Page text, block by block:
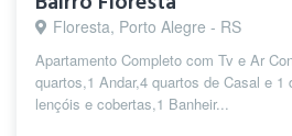
Floresta, Porto Alegre - RS
Apartamento Completo com Tv e Ar
quartos,1 Andar,4 quartos de Casal e 1
lençóis e cobertas,1 Banheir...